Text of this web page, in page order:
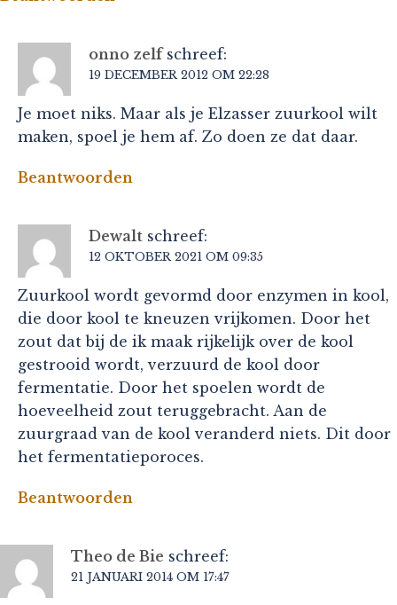
onno zelf schreef:
19 DECEMBER 2012 OM 22:28
Je moet niks. Maar als je Elzasser zuurkool wilt
maken, spoel je hem af. Zo doen ze dat daar.
Beantwoorden
Dewalt schreef:
12 OKTOBER 2021 OM 09:35
Zuurkool wordt gevormd door enzymen in kool,
die door kool te kneuzen vrijkomen. Door het
zout dat bij de ik maak rijkelijk over de kool
gestrooid wordt, verzuurd de kool door
fermentatie. Door het spoelen wordt de
hoeveelheid zout teruggebracht. Aan de
zuurgraad van de kool veranderd niets. Dit door
het fermentatieporoces.
Beantwoorden
Theo de Bie schreef:
21 JANUARI 2014 OM 17:47